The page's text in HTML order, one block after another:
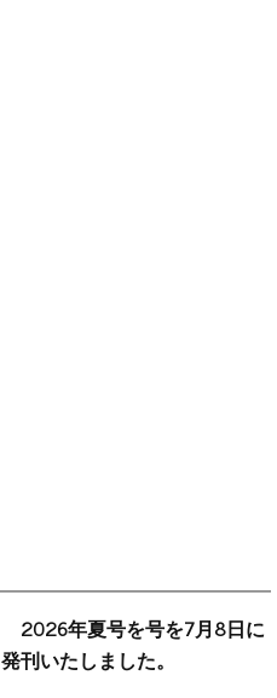
2026年夏号を号を7月8日に
発刊いたしました。